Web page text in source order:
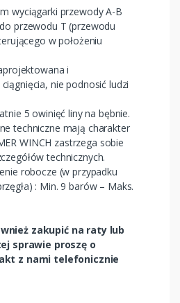
wyciągarki przewody A-B
przewodu T (przewodu
w położeniu
i
nie podnosić ludzi
5 owinięć liny na bębnie.
techniczne mają charakter
WINCH zastrzega sobie
technicznych.
robocze (w przypadku
: Min. 9 barów – Maks.
zakupić na raty lub
sprawie proszę o
z nami telefonicznie